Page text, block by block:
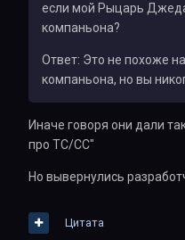
если мой Рыцарь
компаньона?
Ответ: Это не похоже
компаньона, но вы
Иначе говоря они дали
про ТС/СС"
Но вывернулись
Цитата